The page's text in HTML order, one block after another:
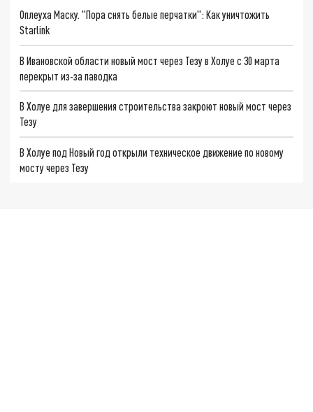
Оплеуха Маску. "Пора снять белые перчатки": Как уничтожить
Starlink
В Ивановской области новый мост через Тезу в Холуе с 30 марта
перекрыт из-за паводка
В Холуе для завершения строительства закроют новый мост через
Тезу
В Холуе под Новый год открыли техническое движение по новому
мосту через Тезу